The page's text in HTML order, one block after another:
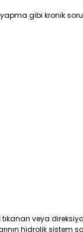
gibi kronik
veya
hidrolik sistem